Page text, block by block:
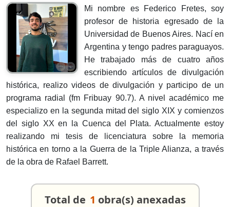
Mi nombre es Federico Fretes, soy
profesor de historia egresado de la
Universidad de Buenos Aires. Nací en
Argentina y tengo padres paraguayos.
He trabajado más de cuatro años
escribiendo artículos de divulgación
histórica, realizo videos de divulgación y participo de un
programa radial (fm Fribuay 90.7). A nivel académico me
especializo en la segunda mitad del siglo XIX y comienzos
del siglo XX en la Cuenca del Plata. Actualmente estoy
realizando mi tesis de licenciatura sobre la memoria
histórica en torno a la Guerra de la Triple Alianza, a través
de la obra de Rafael Barrett.
Total de 1 obra(s) anexadas